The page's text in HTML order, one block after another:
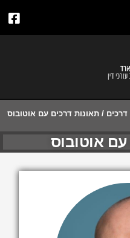
/תאונות דרכים עם אוטובוס
עם אוטובוס